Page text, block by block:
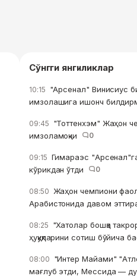
Сўнгги янгиликлар
10:15 "Арсенал" Винисиус
имзолашига ишонч
09:45 "Тоттенхэм" Жаҳон
имзоламоқчи
0
09:15 Гимараэс
кўрикдан ўтди
0
08:50 Жаҳон чемпиони
Арабистонида давом
08:25 "Хатолар бошқа
ҳуқуқларини сотиш бўйича
08:00 "Интер Майами"
мағлуб этди, Мессида —